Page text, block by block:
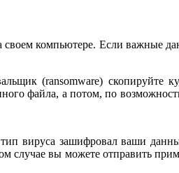
компьютере. Если важные
(ransomware)
файла, а потом, по
зашифровал ваши
случае вы можете отправить